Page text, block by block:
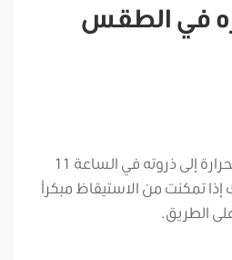
في الطقس
عادةً ما يصل مقياس الحرارة إلى ذروته في الساعة 11
لذلك إذا تمكنت من الاستيقاظ مبكراً
الطريق.